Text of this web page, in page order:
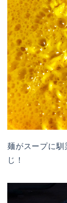
麺がスープに
じ！